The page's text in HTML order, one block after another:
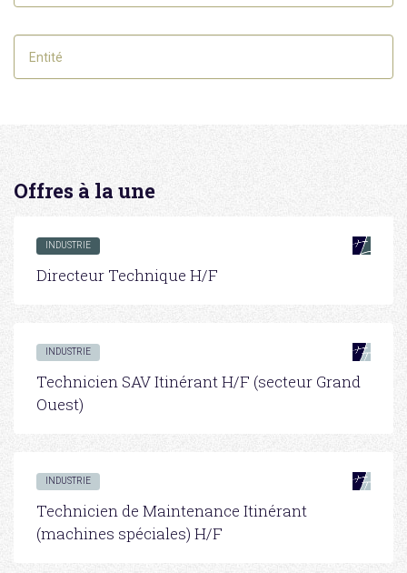
Offres à la une
INDUSTRIE
Directeur Technique H/F
INDUSTRIE
Technicien SAV Itinérant H/F (secteur Grand
Ouest)
INDUSTRIE
Technicien de Maintenance Itinérant
(machines spéciales) H/F